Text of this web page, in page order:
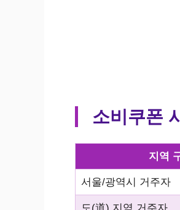
소비쿠폰
지역
서울/광역시 거주자